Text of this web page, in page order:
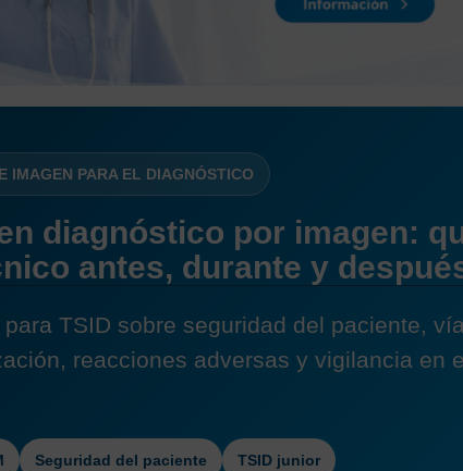
IMAGEN PARA EL DIAGNÓSTICO
diagnóstico por imagen:
antes, durante y
TSID sobre seguridad del paciente,
reacciones adversas y vigilancia en
Seguridad del paciente TSID junior